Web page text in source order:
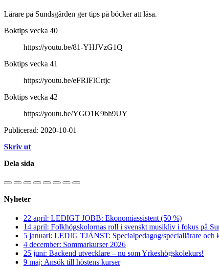
Lärare på Sundsgården ger tips på böcker att läsa.
Boktips vecka 40
https://youtu.be/81-YHJVzG1Q
Boktips vecka 41
https://youtu.be/eFRIFICrtjc
Boktips vecka 42
https://youtu.be/YGO1K9bh9UY
Publicerad: 2020-10-01
Skriv ut
Dela sida
Nyheter
22 april: LEDIGT JOBB: Ekonomiassistent (50 %)
14 april: Folkhögskolornas roll i svenskt musikliv i fokus på
5 januari: LEDIG TJÄNST: Specialpedagog/speciallärare och
4 december: Sommarkurser 2026
25 juni: Backend utvecklare – nu som Yrkeshögskolekurs!
9 maj: Ansök till höstens kurser